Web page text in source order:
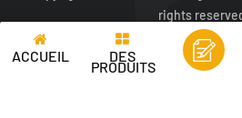
rights
PLAN DU SITE
XML POLITIQUE DE
IPV6 PRIS EN CHARGE
ACCUEIL DES
PRODUITS